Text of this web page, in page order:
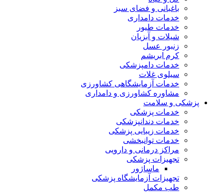
باغبانی و فضای سبز
خدمات دامداری
خدمات طیور
شیلات و آبزیان
زنبور عسل
کرم ابریشم
خدمات دامپزشکی
سیلوی غلات
خدمات آزمایشگاهی کشاورزی
مشاوره کشاورزی و دامداری
پزشکی و سلامت
خدمات پزشکی
خدمات دندانپزشکی
خدمات زیبایی پزشکی
خدمات توانبخشی
مراکز درمانی و دارویی
تجهیزات پزشکی
ماساژور
تجهیزات آزمایشگاه پزشکی
طب مکمل